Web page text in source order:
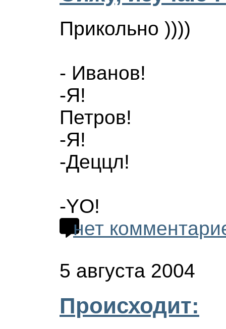
Прикольно ))))
- Иванов!
-Я!
Петров!
-Я!
-Деццл!
-YO!
нет
5 августа 2004
Происходит: